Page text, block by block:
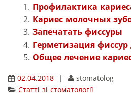
Профилактика
Кариес молочных
Запечатать фиссуры
Герметизация фиссур
Общее лечение
02.04.2018 |
stomatolog
Статті зі стоматології